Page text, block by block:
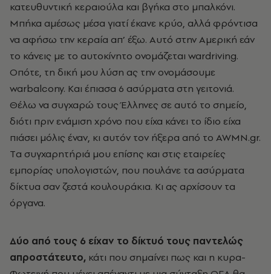
κατευθυντική κεραιούλα και βγήκα στο μπαλκόνι.
Mπήκα αμέσως μέσα γιατί έκανε κρύο, αλλά φρόντισα
να αφήσω την κεραία απ’ έξω. Aυτό στην Aμερική εάν
το κάνεις με το αυτοκίνητο ονομάζεται wardriving.
Oπότε, τη δική μου λύση ας την ονομάσουμε
warbalcony. Kαι έπιασα 6 ασύρματα στη γειτονιά.
Θέλω να συγχαρώ τους Έλληνες σε αυτό το σημείο,
διότι πριν ενάμιση χρόνο που είχα κάνει το ίδιο είχα
πιάσει μόλις έναν, κι αυτόν τον ήξερα από το AWMN.gr.
Tα συγχαρητήριά μου επίσης και στις εταιρείες
εμπορίας υπολογιστών, που πουλάνε τα ασύρματα
δίκτυα σαν ζεστά κουλουράκια. Kι ας αρχίσουν τα
όργανα.
Δύο από τους 6 είχαν το δίκτυό τους παντελώς
απροστάτευτο, κάτι που σημαίνει πως και η κυρα-